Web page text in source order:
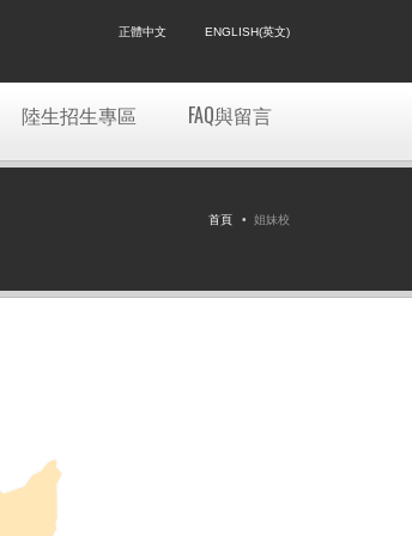
正體中文 ENGLISH(英文)
陸生招生專區 FAQ與留言
首頁 姐妹校